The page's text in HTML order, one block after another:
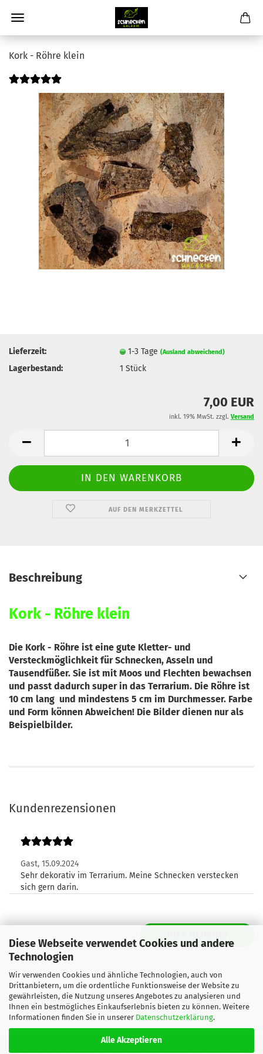
Diese Webseite verwendet Cookies und andere
Technologien
Wir verwenden Cookies und ähnliche Technologien, auch von
Drittanbietern, um die ordentliche Funktionsweise der Website zu
gewährleisten, die Nutzung unseres Angebotes zu analysieren und
Ihnen ein bestmögliches Einkaufserlebnis bieten zu können. Weitere
Informationen finden Sie in unserer Datenschutzerklärung.
Alle Akzeptieren
Kork - Röhre klein
Lieferzeit: 1-3 Tage(Ausland abweichend)
Lagerbestand: 1Stück
7,00 EUR
inkl. 19% MwSt. zzgl. Versand
AUF DEN MERKZETTEL
Beschreibung
Kork - Röhre klein
Die Kork - Röhre ist eine gute Kletter- und
Versteckmöglichkeit für Schnecken, Asseln und
Tausendfüßer. Sie ist mit Moos und Flechten bewachsen
und passt dadurch super in das Terrarium. Die Röhre ist
10 cm lang und mindestens 5 cm im Durchmesser. Farbe
und Form können Abweichen! Die Bilder dienen nur als
Beispielbilder.
Kundenrezensionen
Gast, 15.09.2024
Sehr dekorativ im Terrarium. Meine Schnecken verstecken
sich gern darin.